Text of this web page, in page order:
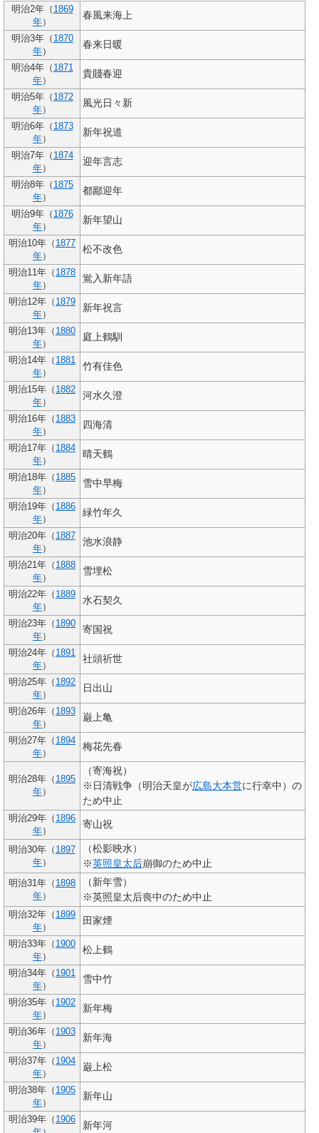
明治2年（ 1869
年）
春風来海上
明治3年（ 1870
年）
春来日暖
明治4年（ 1871
年）
貴賤春迎
明治5年（ 1872
年）
風光日々新
明治6年（ 1873
年）
新年祝道
明治7年（ 1874
年）
迎年言志
明治8年（ 1875
年）
都鄙迎年
明治9年（ 1876
年）
新年望山
明治10年（ 1877
年）
松不改色
明治11年（ 1878
年）
鴬入新年語
明治12年（ 1879
年）
新年祝言
明治13年（ 1880
年）
庭上鶴馴
明治14年（ 1881
年）
竹有佳色
明治15年（ 1882
年）
河水久澄
明治16年（ 1883
年）
四海清
明治17年（ 1884
年）
晴天鶴
明治18年（ 1885
年）
雪中早梅
明治19年（ 1886
年）
緑竹年久
明治20年（ 1887
年）
池水浪静
明治21年（ 1888
年）
雪埋松
明治22年（ 1889
年）
水石契久
明治23年（ 1890
年）
寄国祝
明治24年（ 1891
年）
社頭祈世
明治25年（ 1892
年）
日出山
明治26年（ 1893
年）
巌上亀
明治27年（ 1894
年）
梅花先春
明治28年（ 1895
年）
（寄海祝）
※日清戦争（明治天皇が広島大本営に行幸中）の
ため中止
明治29年（ 1896
年）
寄山祝
明治30年（ 1897
年）
（松影映水）
※英照皇太后崩御のため中止
明治31年（ 1898
年）
（新年雪）
※英照皇太后喪中のため中止
明治32年（ 1899
年）
田家煙
明治33年（ 1900
年）
松上鶴
明治34年（ 1901
年）
雪中竹
明治35年（ 1902
年）
新年梅
明治36年（ 1903
年）
新年海
明治37年（ 1904
年）
巌上松
明治38年（ 1905
年）
新年山
明治39年（ 1906
新年河